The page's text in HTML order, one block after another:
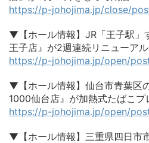
https://p-johojima.jp/close/
▼【ホール情報】JR「王子駅」
王子店』が2週連続リニューアル
https://p-johojima.jp/open/
▼【ホール情報】仙台市青葉区
1000仙台店』が加熱式たばこプ
https://p-johojima.jp/open/
▼【ホール情報】三重県四日市